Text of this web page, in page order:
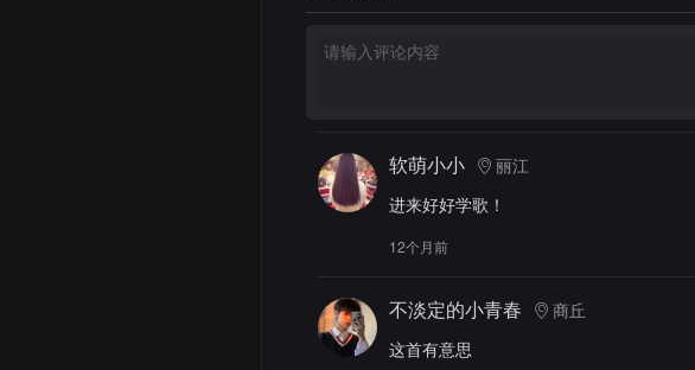
软萌小小
丽江
进来好好学歌！
12个月前
不淡定的小青春
商丘
这首有意思